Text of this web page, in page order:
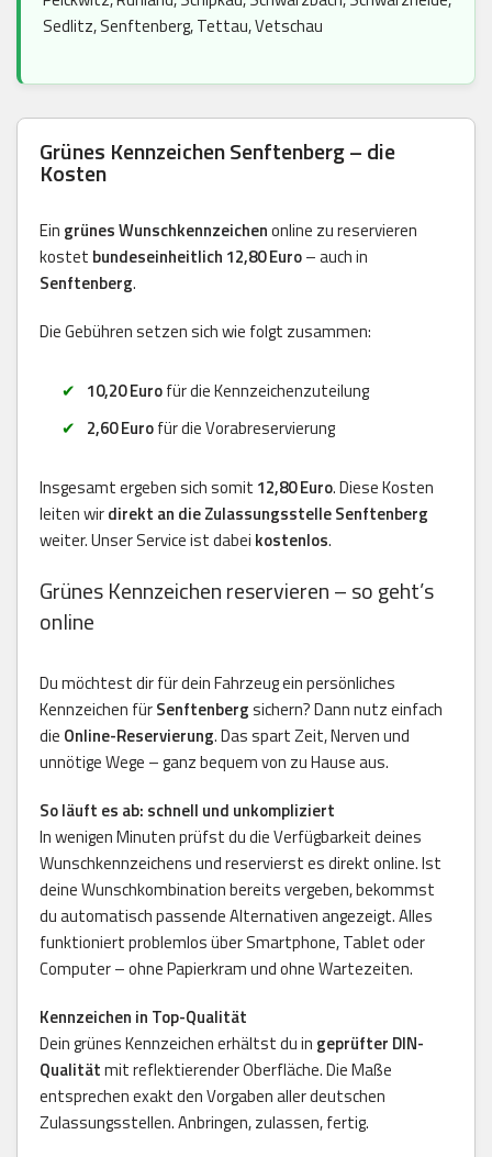
Sedlitz, Senftenberg, Tettau, Vetschau
Grünes Kennzeichen Senftenberg – die
Kosten
Ein grünes Wunschkennzeichenonline zu reservieren
kostet bundeseinheitlich 12,80 Euro– auch in
Senftenberg.
Die Gebühren setzen sich wie folgt zusammen:
10,20 Eurofür die Kennzeichenzuteilung
2,60 Eurofür die Vorabreservierung
Insgesamt ergeben sich somit 12,80 Euro. Diese Kosten
leiten wirdirekt an die Zulassungsstelle Senftenberg
weiter. Unser Service ist dabei kostenlos.
Grünes Kennzeichen reservieren – so geht’s
online
Du möchtest dir für dein Fahrzeug ein persönliches
Kennzeichen fürSenftenbergsichern? Dann nutz einfach
die Online-Reservierung. Das spart Zeit, Nerven und
unnötige Wege – ganz bequem von zu Hause aus.
So läuft es ab: schnell und unkompliziert
In wenigen Minuten prüfst du die Verfügbarkeit deines
Wunschkennzeichens und reservierst es direkt online. Ist
deine Wunschkombination bereits vergeben, bekommst
du automatisch passende Alternativen angezeigt. Alles
funktioniert problemlos über Smartphone, Tablet oder
Computer – ohne Papierkram und ohne Wartezeiten.
Kennzeichen in Top-Qualität
Dein grünes Kennzeichen erhältst du in geprüfter DIN-
Qualitätmit reflektierender Oberfläche. Die Maße
entsprechen exakt den Vorgaben aller deutschen
Zulassungsstellen. Anbringen, zulassen, fertig.